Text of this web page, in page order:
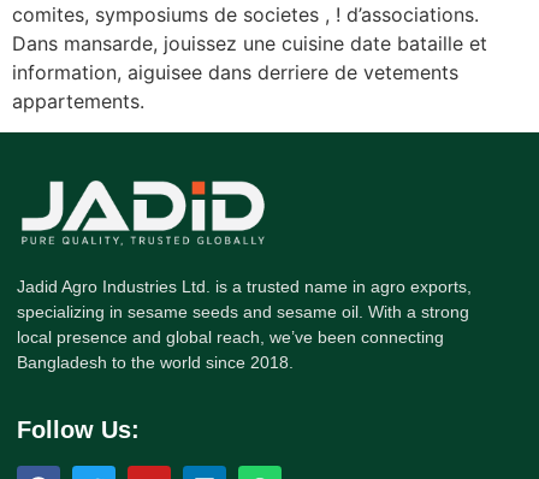
comites, symposiums de societes , ! d’associations.
Dans mansarde, jouissez une cuisine date bataille et
information, aiguisee dans derriere de vetements
appartements.
Jadid Agro Industries Ltd. is a trusted name in agro exports,
specializing in sesame seeds and sesame oil. With a strong
local presence and global reach, we’ve been connecting
Bangladesh to the world since 2018.
Follow Us: